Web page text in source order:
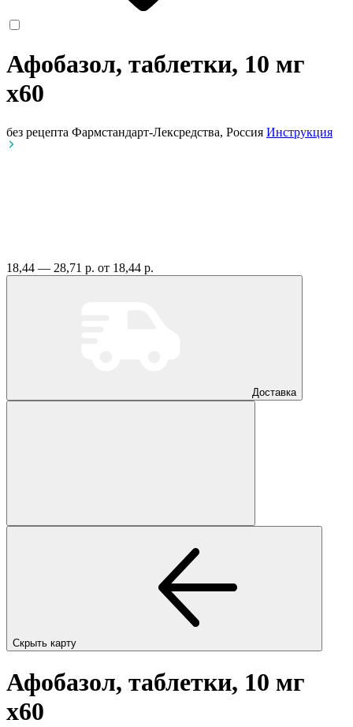
Афобазол, таблетки, 10 мг
x60
без рецепта Фармстандарт-Лексредства, Россия Инструкция
18,44 — 28,71 р. от 18,44 р.
Доставка
Скрыть карту
Афобазол, таблетки, 10 мг
x60